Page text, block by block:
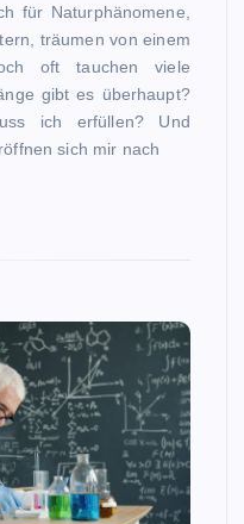
für Naturphänomene,
träumen von einem
oft tauchen viele
gibt es überhaupt?
ich erfüllen? Und
sich mir nach